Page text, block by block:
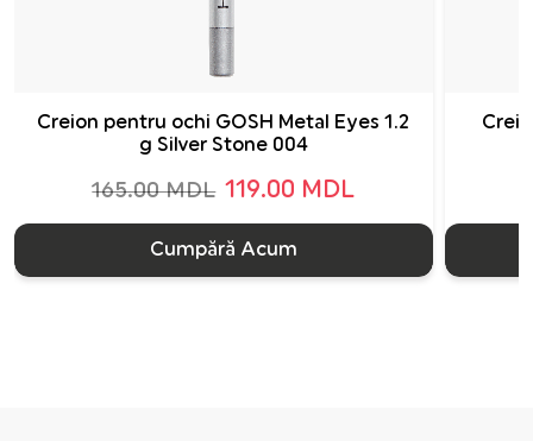
Creion pentru ochi GOSH Metal Eyes 1.2
g Silver Stone 004
165.00 MDL 119.00 MDL
Cumpără Acum